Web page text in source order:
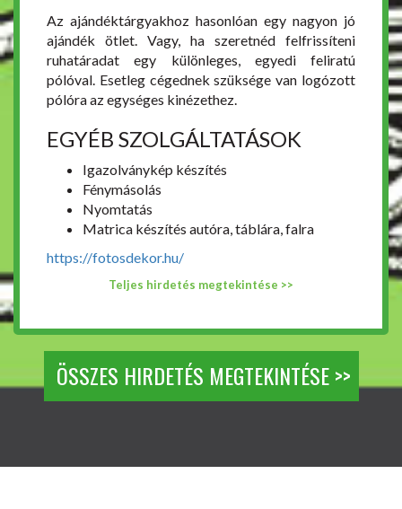
Az ajándéktárgyakhoz hasonlóan egy nagyon jó
ajándék ötlet. Vagy, ha szeretnéd felfrissíteni
ruhatáradat egy különleges, egyedi feliratú
pólóval. Esetleg cégednek szüksége van logózott
pólóra az egységes kinézethez.
EGYÉB SZOLGÁLTATÁSOK
Igazolványkép készítés
Fénymásolás
Nyomtatás
Matrica készítés autóra, táblára, falra
https://fotosdekor.hu/
Teljes hirdetés megtekintése >>
ÖSSZES HIRDETÉS MEGTEKINTÉSE >>